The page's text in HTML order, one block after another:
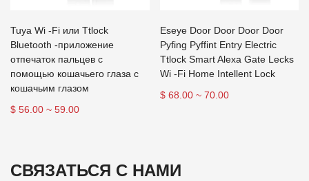
Tuya Wi -Fi или Ttlock
Bluetooth -приложение
отпечаток пальцев с
помощью кошачьего глаза с
кошачьим глазом
$ 56.00 ~ 59.00
Eseye Door Door Door Door
Pyfing Pyffint Entry Electric
Ttlock Smart Alexa Gate Lecks
Wi -Fi Home Intellent Lock
$ 68.00 ~ 70.00
СВЯЗАТЬСЯ С НАМИ